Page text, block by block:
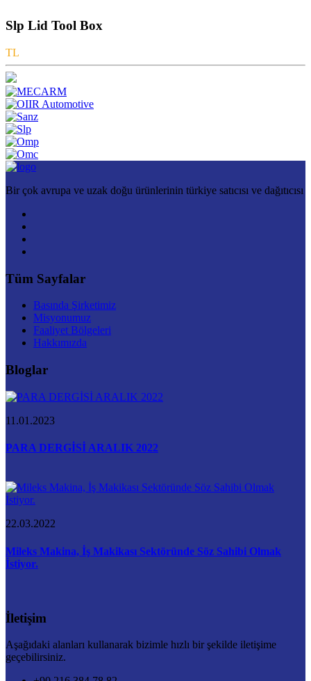
Slp Lid Tool Box
TL
Bir çok avrupa ve uzak doğu ürünlerinin türkiye satıcısı ve dağıtıcısı
Tüm Sayfalar
Basında Şirketimiz
Misyonumuz
Faaliyet Bölgeleri
Hakkımızda
Bloglar
11.01.2023
PARA DERGİSİ ARALIK 2022
22.03.2022
Mileks Makina, İş Makikası Sektöründe Söz Sahibi Olmak
İstiyor.
İletişim
Aşağıdaki alanları kullanarak bizimle hızlı bir şekilde iletişime
geçebilirsiniz.